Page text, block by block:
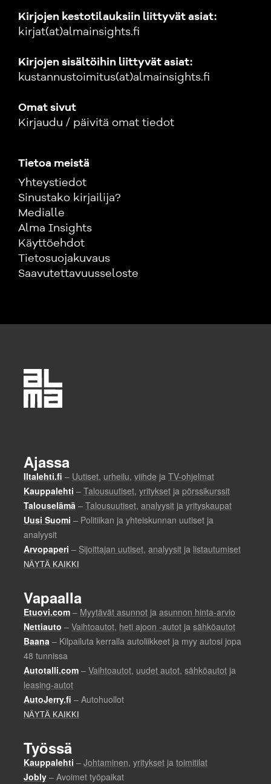
Kirjojen kestotilauksiin liittyvät asiat:
kirjat(at)almainsights.fi
Kirjojen sisältöihin liittyvät asiat:
kustannustoimitus(at)almainsights.fi
Omat sivut
Kirjaudu / päivitä omat tiedot
Tietoa meistä
Yhteystiedot
Sinustako kirjailija?
Medialle
Alma Insights
Käyttöehdot
Tietosuojakuvaus
Saavutettavuusseloste